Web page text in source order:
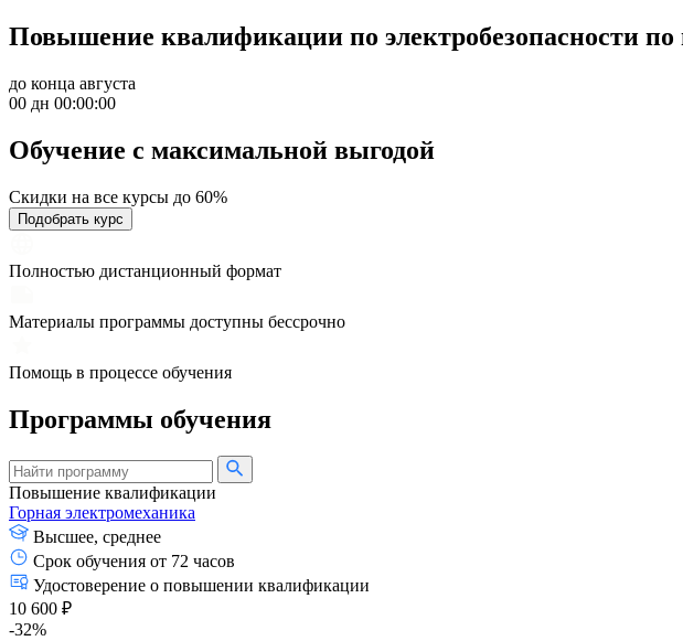
Повышение квалификации по электробезопасности по
до конца августа
00 дн 00:00:00
Обучение с максимальной выгодой
Скидки на все курсы до 60%
Подобрать курс
Полностью дистанционный формат
Материалы программы доступны бессрочно
Помощь в процессе обучения
Программы обучения
Повышение квалификации
Горная электромеханика
Высшее, среднее
Срок обучения от 72 часов
Удостоверение о повышении квалификации
10 600 ₽
-32%